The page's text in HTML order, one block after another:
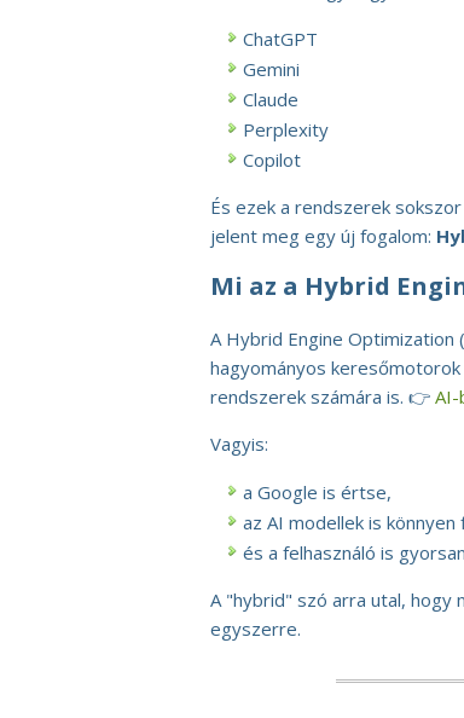
ChatGPT
Gemini
Claude
Perplexity
Copilot
És ezek a rendszerek
jelent meg egy új fogalom:
Mi az a Hybrid
A Hybrid Engine Optimization
hagyományos keresőmotorok
rendszerek számára is. 👉 AI-
Vagyis:
a Google is értse,
az AI modellek is könnyen
és a felhasználó is
A "hybrid" szó arra utal, hogy
egyszerre.